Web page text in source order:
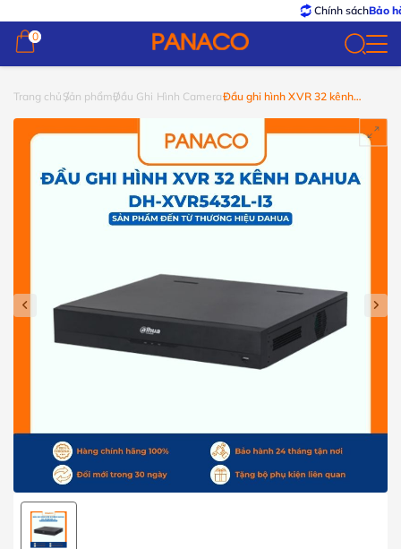
Chính sáchBảo hành
0
0
Trang chủ Sản phẩmĐầu Ghi Hình CameraĐầu ghi hình XVR 32 kênh